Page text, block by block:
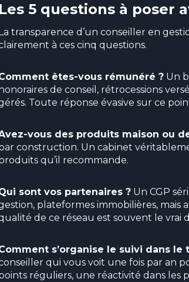
Les 5 questions à poser
transparence d’un conseiller en
à ces cinq questions.
êtes-vous rémunéré ? Un
honoraires de conseil, rétrocessions
Toute réponse évasive sur ce
vous des produits maison ou
construction. Un cabinet
qu’il recommande.
sont vos partenaires ? Un CGP
plateformes immobilières, mais
de ce réseau est souvent le vrai
s’organise le suivi dans le
qui vous voit une fois par an
réguliers, une réactivité dans les